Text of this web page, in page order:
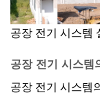
공장 전기 시스템
공장 전기 시스템
공장 전기 시스템